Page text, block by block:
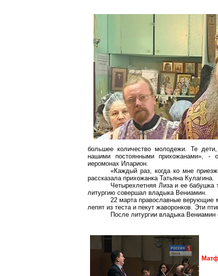
большее количество молодежи. Те
нашими постоянными прихожанами», -
иеромонах Иларион.
«Каждый раз, когда ко мне
рассказала прихожанка Татьяна Кулагина.
Четырехлетняя Лиза и ее
литургию совершал владыка Вениамин.
22 марта православные верующие
лепят из теста и пекут жаворонков. Эти
После литургии владыка